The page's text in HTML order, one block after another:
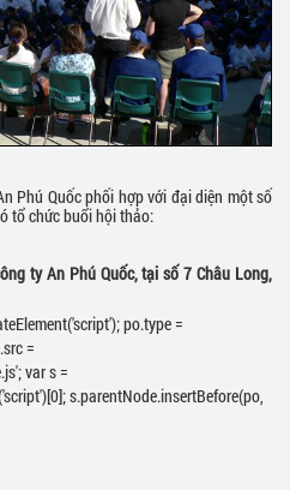
Phú Quốc phối hợp với đại diện một số
tổ chức buổi hội thảo:
ty An Phú Quốc, tại số 7 Châu Long,
po.type =
=
var s =
s.parentNode.insertBefore(po,